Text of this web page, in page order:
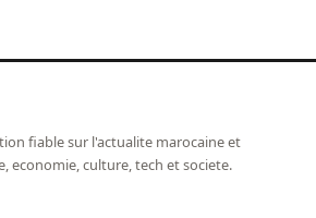
fiable sur l'actualite marocaine et
economie, culture, tech et societe.